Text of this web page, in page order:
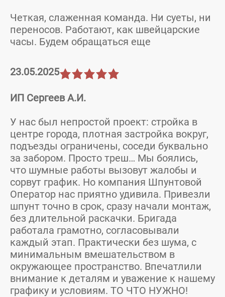
Четкая, слаженная команда. Ни суеты, ни
переносов. Работают, как швейцарские
часы. Будем обращаться еще
23.05.2025
ИП Сергеев А.И.
У нас был непростой проект: стройка в
центре города, плотная застройка вокруг,
подъезды ограничены, соседи буквально
за забором. Просто треш… Мы боялись,
что шумные работы вызовут жалобы и
сорвут график. Но компания Шпунтовой
Оператор нас приятно удивила. Привезли
шпунт точно в срок, сразу начали монтаж,
без длительной раскачки. Бригада
работала грамотно, согласовывали
каждый этап. Практически без шума, с
минимальным вмешательством в
окружающее пространство. Впечатлили
внимание к деталям и уважение к нашему
графику и условиям. ТО ЧТО НУЖНО!